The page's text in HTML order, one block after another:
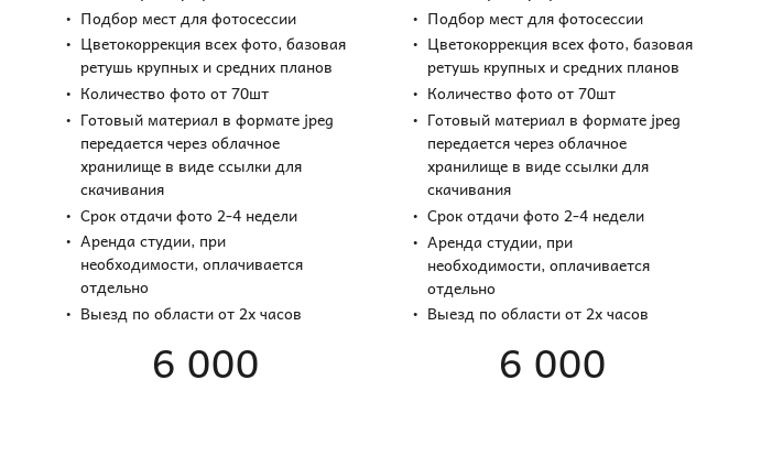
Подбор мест для фотосессии
Цветокоррекция всех фото, базовая
ретушь крупных и средних планов
Количество фото от 70шт
Готовый материал в формате jpeg
передается через облачное
хранилище в виде ссылки для
скачивания
Срок отдачи фото 2-4 недели
Аренда студии, при
необходимости, оплачивается
отдельно
Выезд по области от 2х часов
6 000
Подбор мест для фотосессии
Цветокоррекция всех фото, базовая
ретушь крупных и средних планов
Количество фото от 70шт
Готовый материал в формате jpeg
передается через облачное
хранилище в виде ссылки для
скачивания
Срок отдачи фото 2-4 недели
Аренда студии, при
необходимости, оплачивается
отдельно
Выезд по области от 2х часов
6 000